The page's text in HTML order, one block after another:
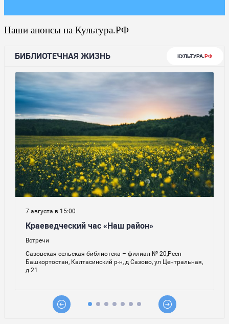
Наши анонсы на Культура.РФ